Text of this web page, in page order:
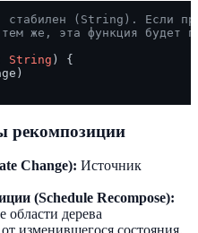
стабилен (String). Если при
же, эта функция будет
String )
{
рекомпозиции
Change): Источник
(Schedule Recompose):
области дерева